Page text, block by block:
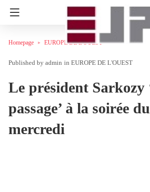
Homepage EUROPE DE L'OUEST
admin in EUROPE DE L'OUEST
Le président Sarkozy
passage’ à la soirée
mercredi